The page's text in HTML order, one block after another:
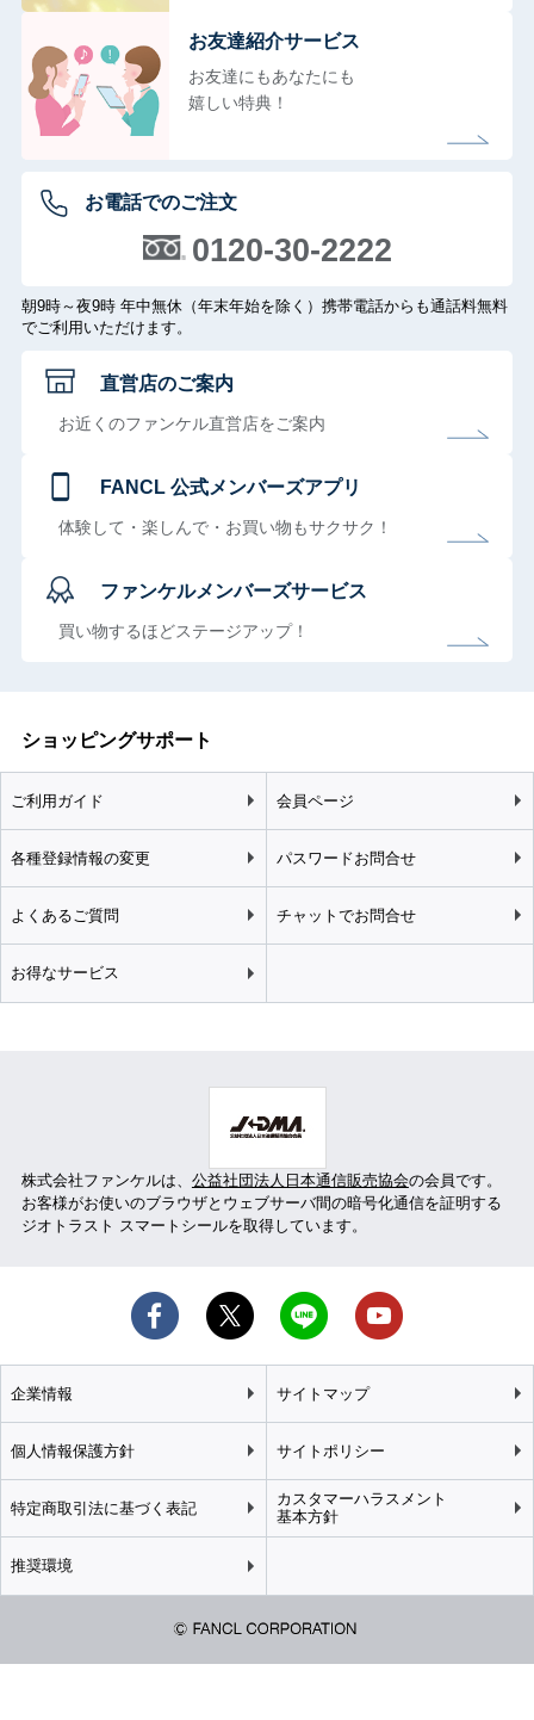
お友達紹介サービス
お友達にもあなたにも
嬉しい特典！
お電話でのご注文
0120-30-2222
朝9時～夜9時 年中無休（年末年始を除く）携帯電話からも通話料無料
でご利用いただけます。
直営店のご案内
お近くのファンケル直営店をご案内
FANCL 公式メンバーズアプリ
体験して・楽しんで・お買い物もサクサク！
ファンケルメンバーズサービス
買い物するほどステージアップ！
ショッピングサポート
ご利用ガイド 会員ページ
各種登録情報の変更 パスワードお問合せ
よくあるご質問 チャットでお問合せ
お得なサービス
株式会社ファンケルは、 公益社団法人日本通信販売協会の会員です。
お客様がお使いのブラウザとウェブサーバ間の暗号化通信を証明する
ジオトラスト スマートシールを取得しています。
企業情報 サイトマップ
個人情報保護方針 サイトポリシー
特定商取引法に基づく表記
カスタマーハラスメント
基本方針
推奨環境